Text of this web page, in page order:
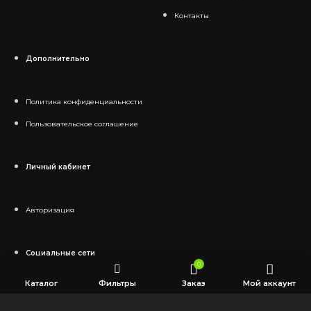
Контакты
Дополнительно
Политика конфиденциальности
Пользовательское соглашение
Личный кабинет
Авторизация
Социальные сети
Каталог Фильтры
0
Заказ Мой аккаунт